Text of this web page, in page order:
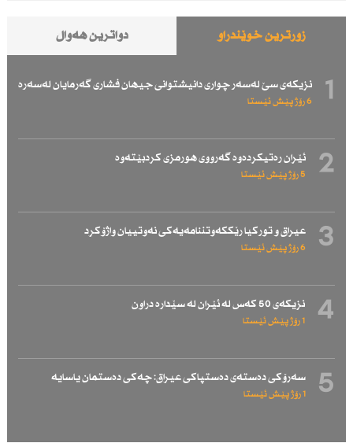
زۆرترین خوێندراو دواترین هەواڵ
1 نزیكەی سێ لەسەر چواری دانیشتوانی جیهان فشاری گەرمایان لەسەرە
6 رۆژ پێش ئێستا
2 ئێران رەتیكردەوە گەرووی هورمزی كردبێتەوە
5 رۆژ پێش ئێستا
3 عیراق و توركیا رێككەوتننامەیەكی نەوتییان واژۆكرد
6 رۆژ پێش ئێستا
4 نزیكەی 50 كەس لە ئێران لە سێدارە دراون
1 رۆژ پێش ئێستا
5 سەرۆكی دەستەی دەستپاكی عیراق: چەكی دەستمان یاسایە
1 رۆژ پێش ئێستا